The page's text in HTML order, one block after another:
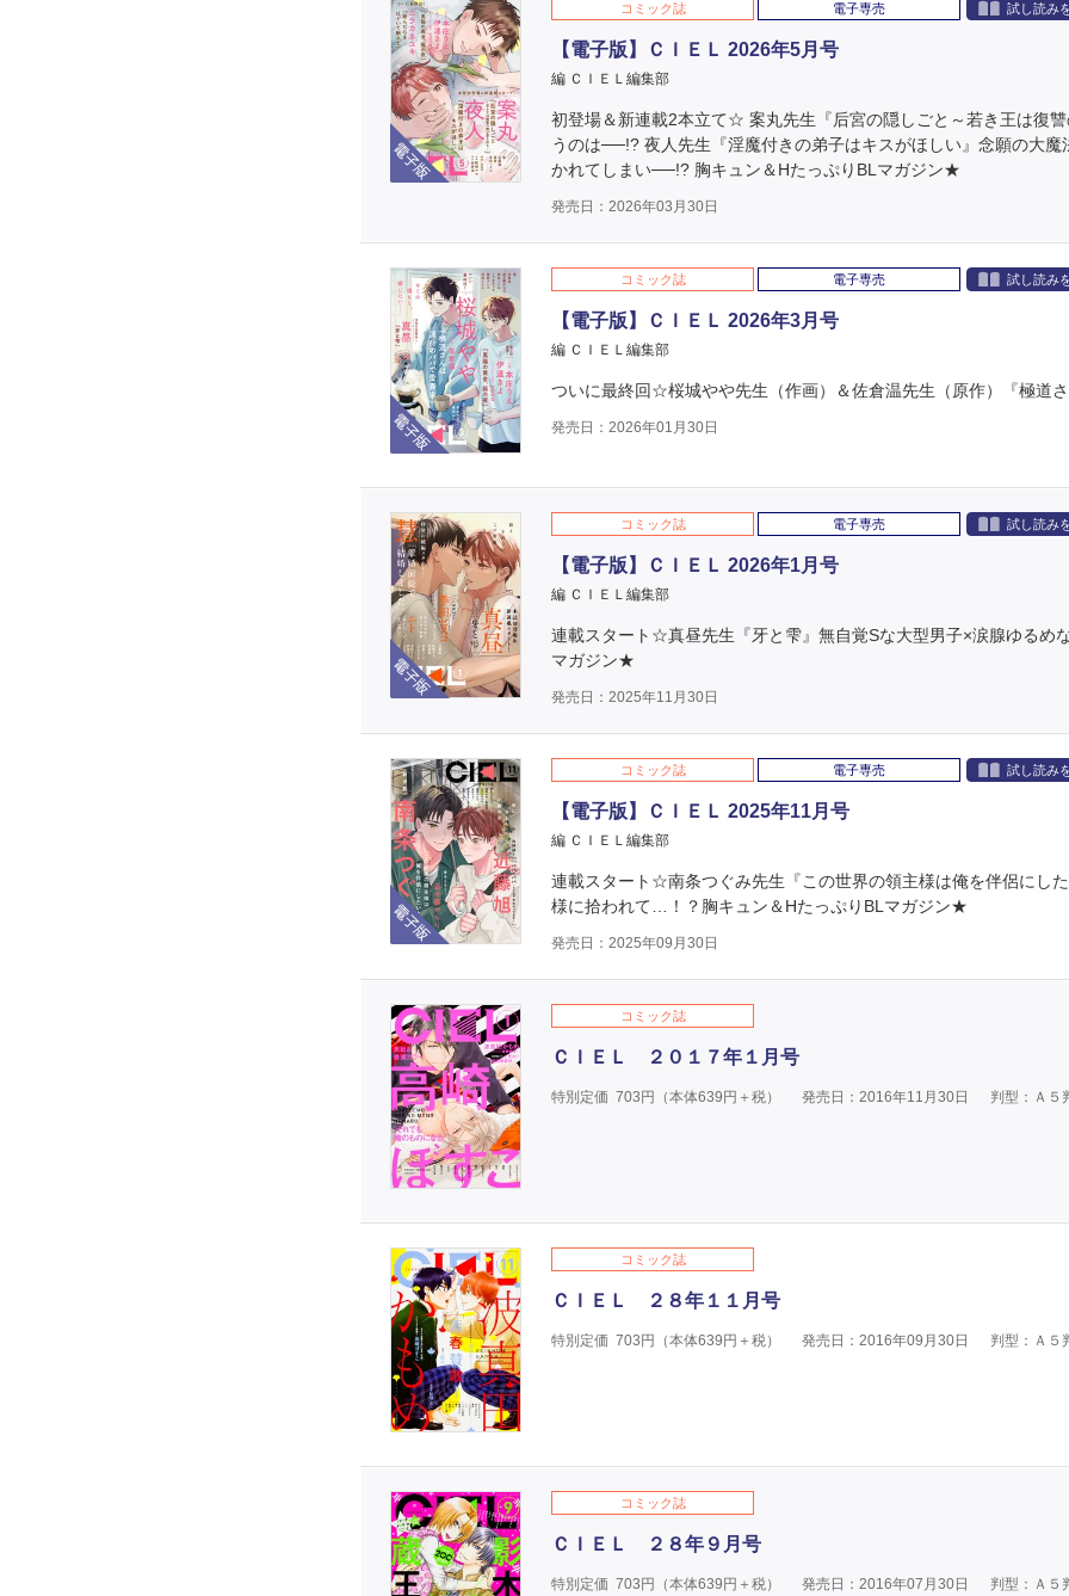
電子版
コミック誌 電子専売 試し読み
【電子版】ＣＩＥＬ 2026年5月号
編 ＣＩＥＬ編集部
初登場＆新連載2本立て☆ 案丸先生『后宮の隠しごと～若き王は復
うのは──!? 夜人先生『淫魔付きの弟子はキスがほしい』念願の大
かれてしまい──!? 胸キュン＆HたっぷりBLマガジン★
発売日：2026年03月30日
電子版
コミック誌 電子専売 試し読み
【電子版】ＣＩＥＬ 2026年3月号
編 ＣＩＥＬ編集部
ついに最終回☆桜城やや先生（作画）＆佐倉温先生（原作）『極道
発売日：2026年01月30日
電子版
コミック誌 電子専売 試し読み
【電子版】ＣＩＥＬ 2026年1月号
編 ＣＩＥＬ編集部
連載スタート☆真昼先生『牙と雫』無自覚Sな大型男子×涙腺ゆるめ
マガジン★
発売日：2025年11月30日
電子版
コミック誌 電子専売 試し読み
【電子版】ＣＩＥＬ 2025年11月号
編 ＣＩＥＬ編集部
連載スタート☆南条つぐみ先生『この世界の領主様は俺を伴侶にし
様に拾われて…！？胸キュン＆HたっぷりBLマガジン★
発売日：2025年09月30日
コミック誌
ＣＩＥＬ ２０１７年１月号
特別定価 703円（本体639円＋税） 発売日：2016年11月30日 判型：Ａ５
コミック誌
ＣＩＥＬ ２８年１１月号
特別定価 703円（本体639円＋税） 発売日：2016年09月30日 判型：Ａ５
コミック誌
ＣＩＥＬ ２８年９月号
特別定価 703円（本体639円＋税） 発売日：2016年07月30日 判型：Ａ５